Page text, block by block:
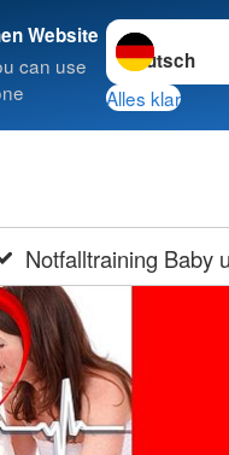
Website
can use
Sprache
Alles klar
Notfalltraining Baby